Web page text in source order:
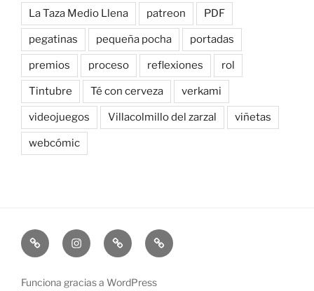
La Taza Medio Llena patreon PDF
pegatinas pequeña pocha portadas
premios proceso reflexiones rol
Tintubre Té con cerveza verkami
videojuegos Villacolmillo del zarzal viñetas
webcómic
NewsletterInstagramBluesky Patreon
Funciona gracias a WordPress